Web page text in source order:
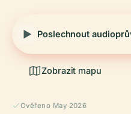
Poslechnout
Zobrazit mapu
Ověřeno May 2026